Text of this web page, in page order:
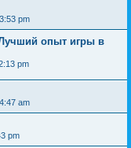
pm
опыт игры в
pm
am
pm